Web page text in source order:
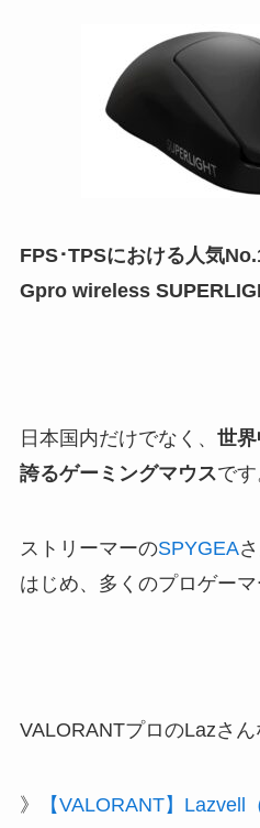
FPS･TPSにおける人気
Gpro wireless
日本国内だけでなく、 世
誇るゲーミングマウスです
ストリーマーのSPYGEA
はじめ、多くのプロゲーマ
VALORANTプロのLazさ
》
【VALORANT】Lazvell